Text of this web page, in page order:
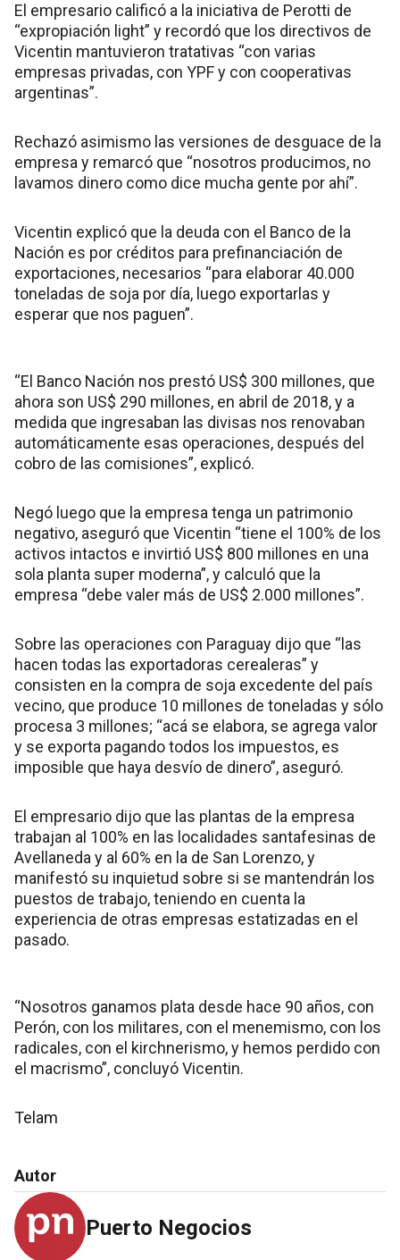
El empresario calificó a la iniciativa de Perotti de
“expropiación light” y recordó que los directivos de
Vicentin mantuvieron tratativas “con varias
empresas privadas, con YPF y con cooperativas
argentinas”.
Rechazó asimismo las versiones de desguace de la
empresa y remarcó que “nosotros producimos, no
lavamos dinero como dice mucha gente por ahí”.
Vicentin explicó que la deuda con el Banco de la
Nación es por créditos para prefinanciación de
exportaciones, necesarios “para elaborar 40.000
toneladas de soja por día, luego exportarlas y
esperar que nos paguen”.
“El Banco Nación nos prestó US$ 300 millones, que
ahora son US$ 290 millones, en abril de 2018, y a
medida que ingresaban las divisas nos renovaban
automáticamente esas operaciones, después del
cobro de las comisiones”, explicó.
Negó luego que la empresa tenga un patrimonio
negativo, aseguró que Vicentin “tiene el 100% de los
activos intactos e invirtió US$ 800 millones en una
sola planta super moderna”, y calculó que la
empresa “debe valer más de US$ 2.000 millones”.
Sobre las operaciones con Paraguay dijo que “las
hacen todas las exportadoras cerealeras” y
consisten en la compra de soja excedente del país
vecino, que produce 10 millones de toneladas y sólo
procesa 3 millones; “acá se elabora, se agrega valor
y se exporta pagando todos los impuestos, es
imposible que haya desvío de dinero”, aseguró.
El empresario dijo que las plantas de la empresa
trabajan al 100% en las localidades santafesinas de
Avellaneda y al 60% en la de San Lorenzo, y
manifestó su inquietud sobre si se mantendrán los
puestos de trabajo, teniendo en cuenta la
experiencia de otras empresas estatizadas en el
pasado.
“Nosotros ganamos plata desde hace 90 años, con
Perón, con los militares, con el menemismo, con los
radicales, con el kirchnerismo, y hemos perdido con
el macrismo”, concluyó Vicentin.
Telam
Autor
Puerto Negocios